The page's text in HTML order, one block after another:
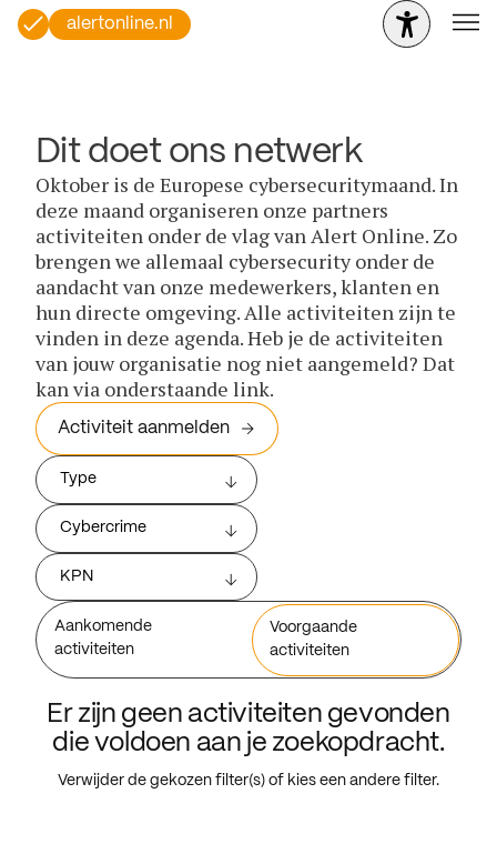
alertonline.nl
Dit doet ons netwerk
Oktober is de Europese cybersecuritymaand. In
deze maand organiseren onze partners
activiteiten onder de vlag van Alert Online. Zo
brengen we allemaal cybersecurity onder de
aandacht van onze medewerkers, klanten en
hun directe omgeving. Alle activiteiten zijn te
vinden in deze agenda. Heb je de activiteiten
van jouw organisatie nog niet aangemeld? Dat
kan via onderstaande link.
Activiteit aanmelden
Type
Cybercrime
KPN
Aankomende
activiteiten
Voorgaande
activiteiten
Er zijn geen activiteiten gevonden
die voldoen aan je zoekopdracht.
Verwijder de gekozen filter(s) of kies een andere filter.